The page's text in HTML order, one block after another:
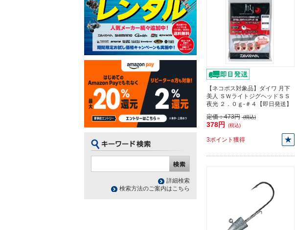
【ネコポス対象品】ダイワ 月下
美人 ＳＷライトジグヘッドＳＳ
夜光 ２．０ｇ-＃４【即日発送】
定価：473円 (税込)
378円 (税込)
3ポイント獲得
詳細検索
検索方法のご案内はこちら